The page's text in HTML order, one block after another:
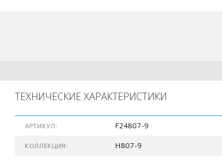
ТЕХНИЧЕСКИЕ ХАРАКТЕРИСТИКИ
АРТИКУЛ: F24807-9
КОЛЛЕКЦИЯ: H807-9